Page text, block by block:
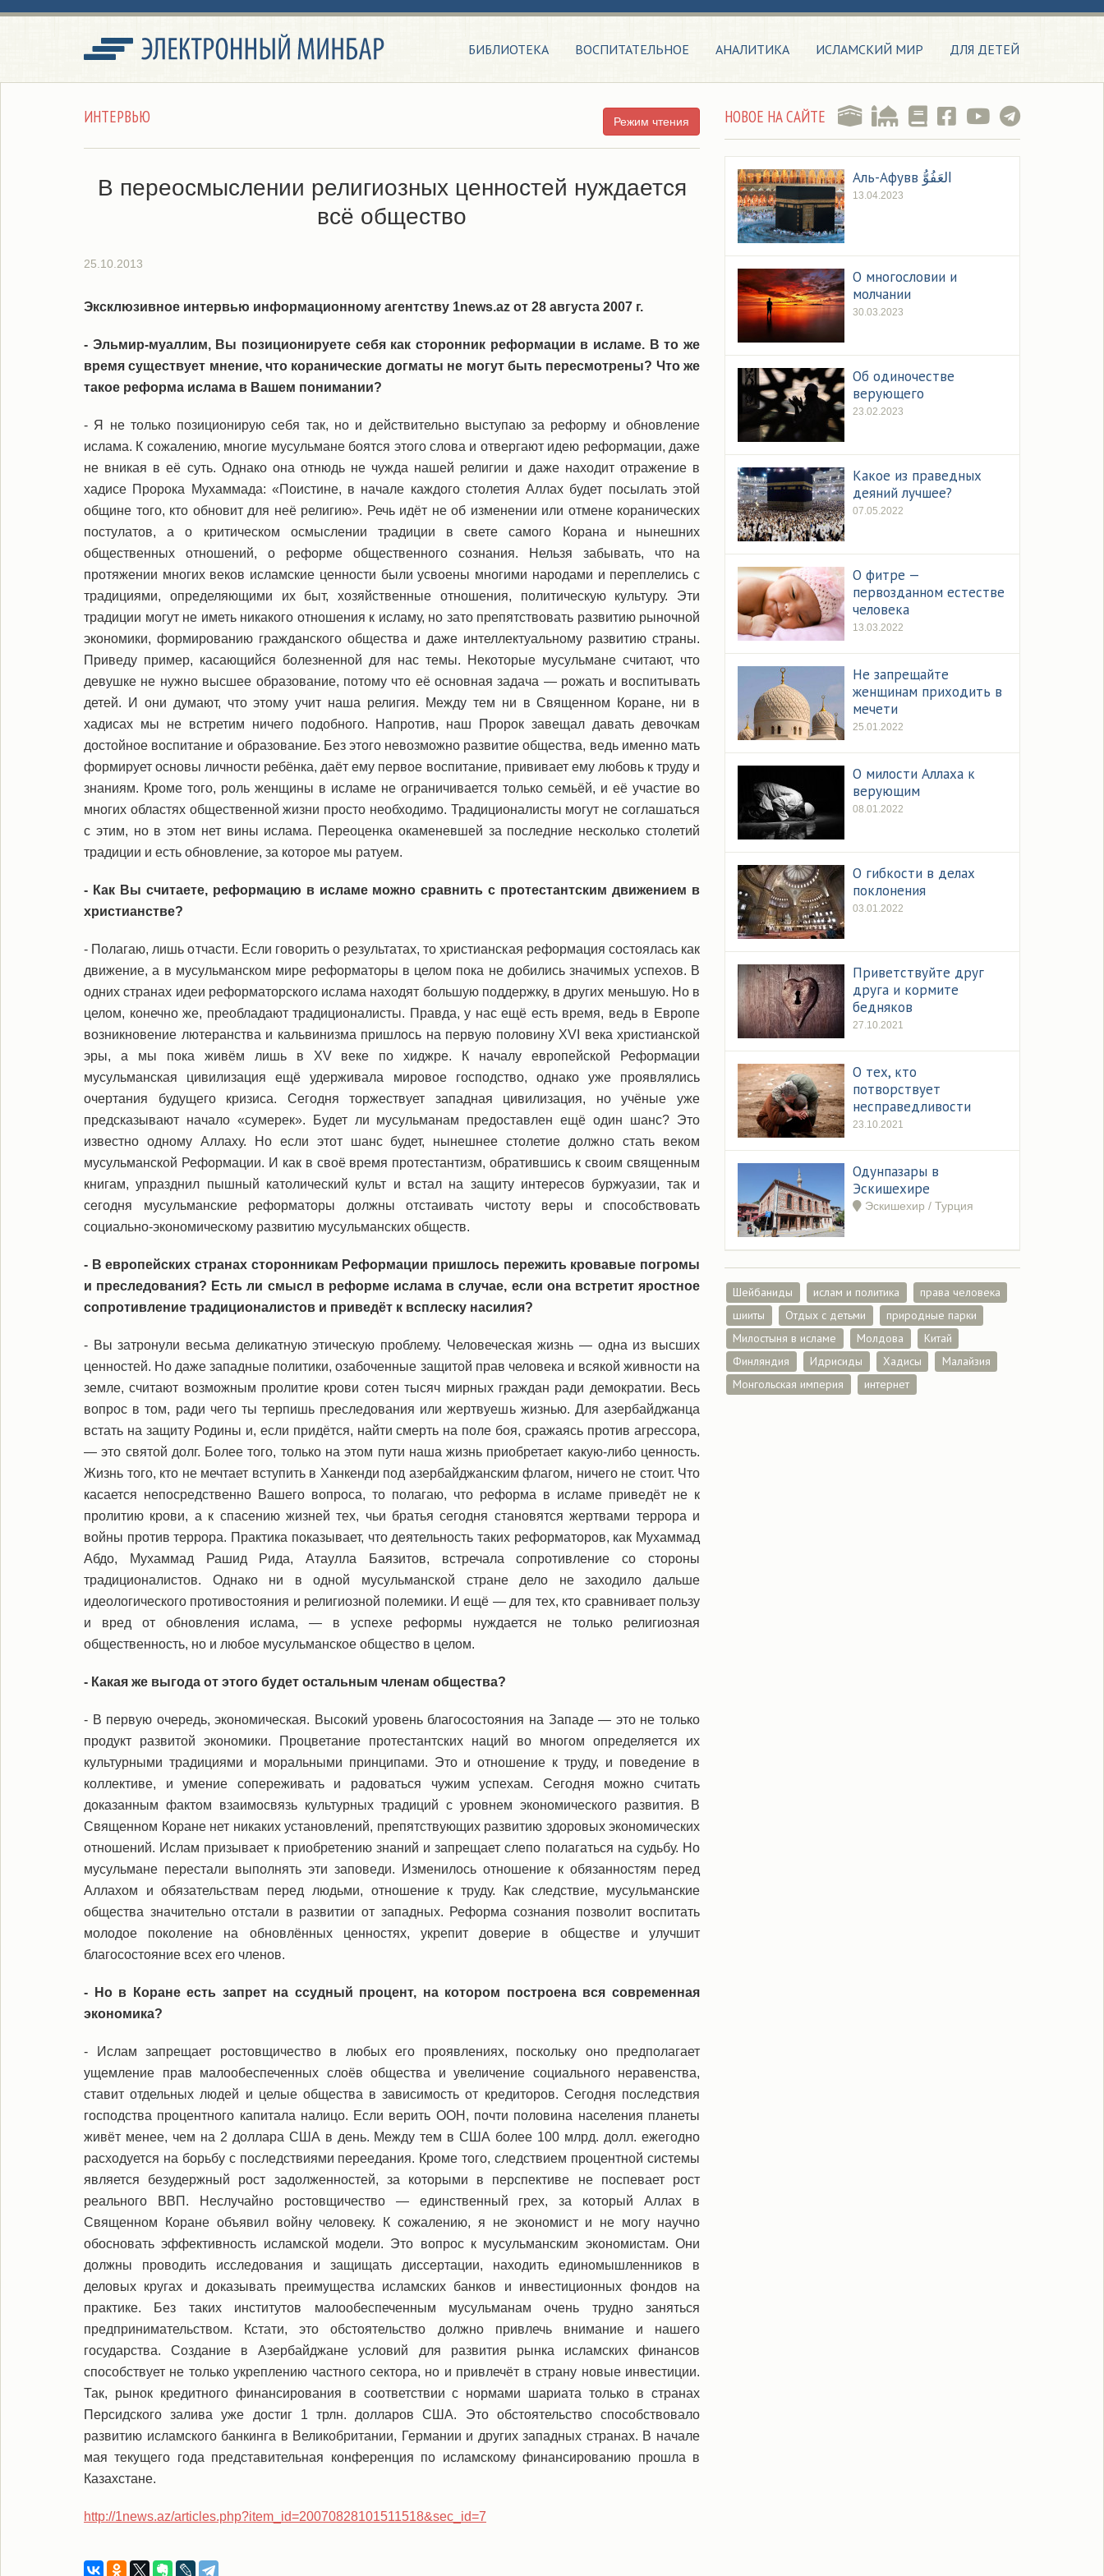
БИБЛИОТЕКА ВОСПИТАТЕЛЬНОЕ АНАЛИТИКА ИСЛАМСКИЙ МИР ДЛЯ ДЕТЕЙ
ИНТЕРВЬЮ Режим чтения
В переосмыслении религиозных ценностей нуждается
всё общество
25.10.2013
Эксклюзивное интервью информационному агентству 1news.az от 28 августа 2007 г.
- Эльмир-муаллим, Вы позиционируете себя как сторонник реформации в исламе. В то же
время существует мнение, что коранические догматы не могут быть пересмотрены? Что же
такое реформа ислама в Вашем понимании?
- Я не только позиционирую себя так, но и действительно выступаю за реформу и обновление
ислама. К сожалению, многие мусульмане боятся этого слова и отвергают идею реформации, даже
не вникая в её суть. Однако она отнюдь не чужда нашей религии и даже находит отражение в
хадисе Пророка Мухаммада: «Поистине, в начале каждого столетия Аллах будет посылать этой
общине того, кто обновит для неё религию». Речь идёт не об изменении или отмене коранических
постулатов, а о критическом осмыслении традиции в свете самого Корана и нынешних
общественных отношений, о реформе общественного сознания. Нельзя забывать, что на
протяжении многих веков исламские ценности были усвоены многими народами и переплелись с
традициями, определяющими их быт, хозяйственные отношения, политическую культуру. Эти
традиции могут не иметь никакого отношения к исламу, но зато препятствовать развитию рыночной
экономики, формированию гражданского общества и даже интеллектуальному развитию страны.
Приведу пример, касающийся болезненной для нас темы. Некоторые мусульмане считают, что
девушке не нужно высшее образование, потому что её основная задача — рожать и воспитывать
детей. И они думают, что этому учит наша религия. Между тем ни в Священном Коране, ни в
хадисах мы не встретим ничего подобного. Напротив, наш Пророк завещал давать девочкам
достойное воспитание и образование. Без этого невозможно развитие общества, ведь именно мать
формирует основы личности ребёнка, даёт ему первое воспитание, прививает ему любовь к труду и
знаниям. Кроме того, роль женщины в исламе не ограничивается только семьёй, и её участие во
многих областях общественной жизни просто необходимо. Традиционалисты могут не соглашаться
с этим, но в этом нет вины ислама. Переоценка окаменевшей за последние несколько столетий
традиции и есть обновление, за которое мы ратуем.
- Как Вы считаете, реформацию в исламе можно сравнить с протестантским движением в
христианстве?
- Полагаю, лишь отчасти. Если говорить о результатах, то христианская реформация состоялась как
движение, а в мусульманском мире реформаторы в целом пока не добились значимых успехов. В
одних странах идеи реформаторского ислама находят большую поддержку, в других меньшую. Но в
целом, конечно же, преобладают традиционалисты. Правда, у нас ещё есть время, ведь в Европе
возникновение лютеранства и кальвинизма пришлось на первую половину XVI века христианской
эры, а мы пока живём лишь в XV веке по хиджре. К началу европейской Реформации
мусульманская цивилизация ещё удерживала мировое господство, однако уже проявлялись
очертания будущего кризиса. Сегодня торжествует западная цивилизация, но учёные уже
предсказывают начало «сумерек». Будет ли мусульманам предоставлен ещё один шанс? Это
известно одному Аллаху. Но если этот шанс будет, нынешнее столетие должно стать веком
мусульманской Реформации. И как в своё время протестантизм, обратившись к своим священным
книгам, упразднил пышный католический культ и встал на защиту интересов буржуазии, так и
сегодня мусульманские реформаторы должны отстаивать чистоту веры и способствовать
социально-экономическому развитию мусульманских обществ.
- В европейских странах сторонникам Реформации пришлось пережить кровавые погромы
и преследования? Есть ли смысл в реформе ислама в случае, если она встретит яростное
сопротивление традиционалистов и приведёт к всплеску насилия?
- Вы затронули весьма деликатную этическую проблему. Человеческая жизнь — одна из высших
ценностей. Но даже западные политики, озабоченные защитой прав человека и всякой живности на
земле, считают возможным пролитие крови сотен тысяч мирных граждан ради демократии. Весь
вопрос в том, ради чего ты терпишь преследования или жертвуешь жизнью. Для азербайджанца
встать на защиту Родины и, если придётся, найти смерть на поле боя, сражаясь против агрессора,
— это святой долг. Более того, только на этом пути наша жизнь приобретает какую-либо ценность.
Жизнь того, кто не мечтает вступить в Ханкенди под азербайджанским флагом, ничего не стоит. Что
касается непосредственно Вашего вопроса, то полагаю, что реформа в исламе приведёт не к
пролитию крови, а к спасению жизней тех, чьи братья сегодня становятся жертвами террора и
войны против террора. Практика показывает, что деятельность таких реформаторов, как Мухаммад
Абдо, Мухаммад Рашид Рида, Атаулла Баязитов, встречала сопротивление со стороны
традиционалистов. Однако ни в одной мусульманской стране дело не заходило дальше
идеологического противостояния и религиозной полемики. И ещё — для тех, кто сравнивает пользу
и вред от обновления ислама, — в успехе реформы нуждается не только религиозная
общественность, но и любое мусульманское общество в целом.
- Какая же выгода от этого будет остальным членам общества?
- В первую очередь, экономическая. Высокий уровень благосостояния на Западе — это не только
продукт развитой экономики. Процветание протестантских наций во многом определяется их
культурными традициями и моральными принципами. Это и отношение к труду, и поведение в
коллективе, и умение сопереживать и радоваться чужим успехам. Сегодня можно считать
доказанным фактом взаимосвязь культурных традиций с уровнем экономического развития. В
Священном Коране нет никаких установлений, препятствующих развитию здоровых экономических
отношений. Ислам призывает к приобретению знаний и запрещает слепо полагаться на судьбу. Но
мусульмане перестали выполнять эти заповеди. Изменилось отношение к обязанностям перед
Аллахом и обязательствам перед людьми, отношение к труду. Как следствие, мусульманские
общества значительно отстали в развитии от западных. Реформа сознания позволит воспитать
молодое поколение на обновлённых ценностях, укрепит доверие в обществе и улучшит
благосостояние всех его членов.
- Но в Коране есть запрет на ссудный процент, на котором построена вся современная
экономика?
- Ислам запрещает ростовщичество в любых его проявлениях, поскольку оно предполагает
ущемление прав малообеспеченных слоёв общества и увеличение социального неравенства,
ставит отдельных людей и целые общества в зависимость от кредиторов. Сегодня последствия
господства процентного капитала налицо. Если верить ООН, почти половина населения планеты
живёт менее, чем на 2 доллара США в день. Между тем в США более 100 млрд. долл. ежегодно
расходуется на борьбу с последствиями переедания. Кроме того, следствием процентной системы
является безудержный рост задолженностей, за которыми в перспективе не поспевает рост
реального ВВП. Неслучайно ростовщичество — единственный грех, за который Аллах в
Священном Коране объявил войну человеку. К сожалению, я не экономист и не могу научно
обосновать эффективность исламской модели. Это вопрос к мусульманским экономистам. Они
должны проводить исследования и защищать диссертации, находить единомышленников в
деловых кругах и доказывать преимущества исламских банков и инвестиционных фондов на
практике. Без таких институтов малообеспеченным мусульманам очень трудно заняться
предпринимательством. Кстати, это обстоятельство должно привлечь внимание и нашего
государства. Создание в Азербайджане условий для развития рынка исламских финансов
способствует не только укреплению частного сектора, но и привлечёт в страну новые инвестиции.
Так, рынок кредитного финансирования в соответствии с нормами шариата только в странах
Персидского залива уже достиг 1 трлн. долларов США. Это обстоятельство способствовало
развитию исламского банкинга в Великобритании, Германии и других западных странах. В начале
мая текущего года представительная конференция по исламскому финансированию прошла в
Казахстане.
http://1news.az/articles.php?item_id=20070828101511518&sec_id=7
НОВОЕ НА САЙТЕ
Аль-Афувв العَفُوُّ
13.04.2023
О многословии и
молчании
30.03.2023
Об одиночестве
верующего
23.02.2023
Какое из праведных
деяний лучшее?
07.05.2022
О фитре —
первозданном естестве
человека
13.03.2022
Не запрещайте
женщинам приходить в
мечети
25.01.2022
О милости Аллаха к
верующим
08.01.2022
О гибкости в делах
поклонения
03.01.2022
Приветствуйте друг
друга и кормите
бедняков
27.10.2021
О тех, кто
потворствует
несправедливости
23.10.2021
Одунпазары в
Эскишехире
Эскишехир / Турция
Шейбаниды ислам и политика
права человека
шииты
Отдых с детьми
природные парки
Милостыня в исламе
Молдова
Китай
Финляндия
Идрисиды Хадисы
Малайзия
Монгольская империя
интернет